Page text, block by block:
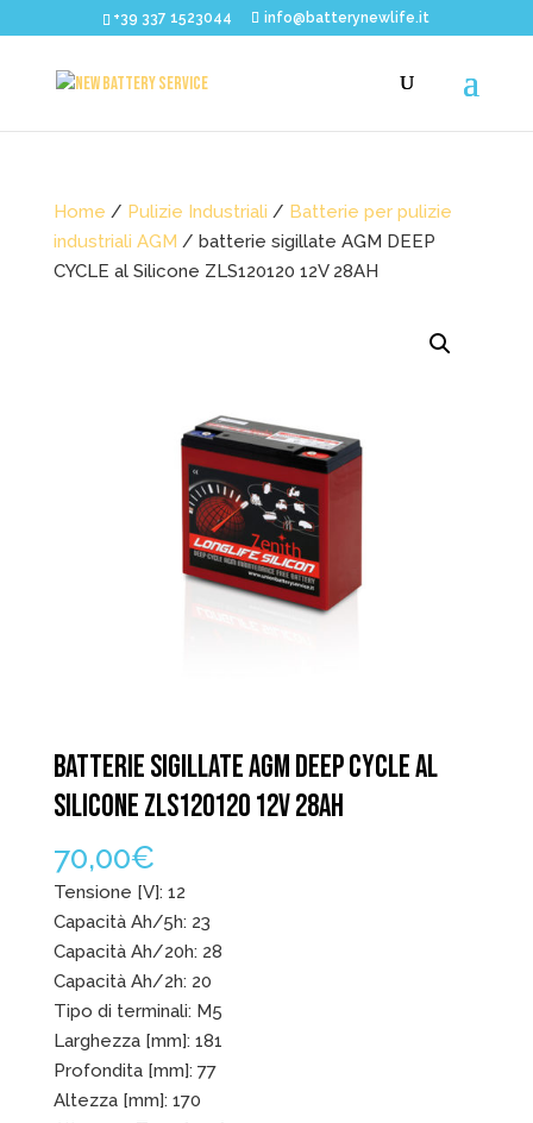
+39 337 1523044 info@batterynewlife.it
Home / Pulizie Industriali / Batterie per pulizie
industriali AGM / batterie sigillate AGM DEEP
CYCLE al Silicone ZLS120120 12V 28AH
BATTERIE SIGILLATE AGM DEEP CYCLE AL
SILICONE ZLS120120 12V 28AH
70,00€
Tensione [V]: 12
Capacità Ah/5h: 23
Capacità Ah/20h: 28
Capacità Ah/2h: 20
Tipo di terminali: M5
Larghezza [mm]: 181
Profondita [mm]: 77
Altezza [mm]: 170